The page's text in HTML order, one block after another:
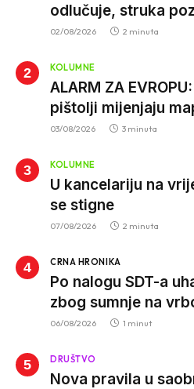
odlučuje, struka
vjeruju nauci
02/08/2026 2 minuta
KOLUMNE
ALARM ZA
pištolji mijenjaju
istrage ukazuju na
03/08/2026 3 minuta
KOLUMNE
U kancelariju na
se stigne
07/08/2026 2 minuta
CRNA HRONIKA
Po nalogu SDT-a
zbog sumnje na
za izvršenje
06/08/2026 1 minut
DRUŠTVO
Nova pravila u